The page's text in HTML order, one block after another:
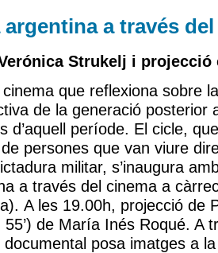
a través
Strukelj i
cinema que reflexiona sobre
de la generació posterior
d’aquell període. El cicle,
persones que van viure
militar, s’inaugura
a través del cinema a
A les 19.00h, projecció de
de María Inés Roqué. A
posa imatges a